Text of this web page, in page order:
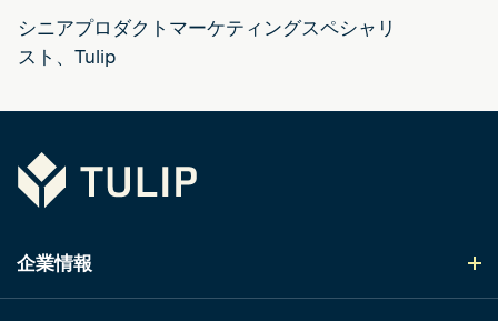
シニアプロダクトマーケティングスペシャリ
スト、Tulip
Tulip
企業情報